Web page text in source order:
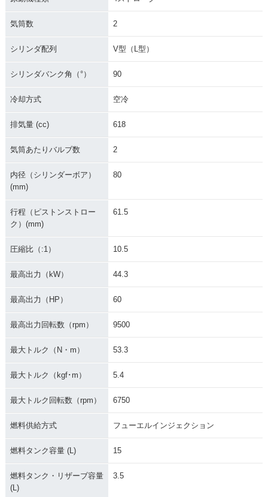
気筒数 2
シリンダ配列 V型（L型）
シリンダバンク角（°） 90
冷却方式 空冷
排気量 (cc) 618
気筒あたりバルブ数 2
内径（シリンダーボア）
(mm)
80
行程（ピストンストロー
ク）(mm)
61.5
圧縮比（:1） 10.5
最高出力（kW） 44.3
最高出力（HP） 60
最高出力回転数（rpm） 9500
最大トルク（N・m） 53.3
最大トルク（kgf･m） 5.4
最大トルク回転数（rpm） 6750
燃料供給方式 フューエルインジェクション
燃料タンク容量 (L) 15
燃料タンク・リザーブ容量
(L)
3.5